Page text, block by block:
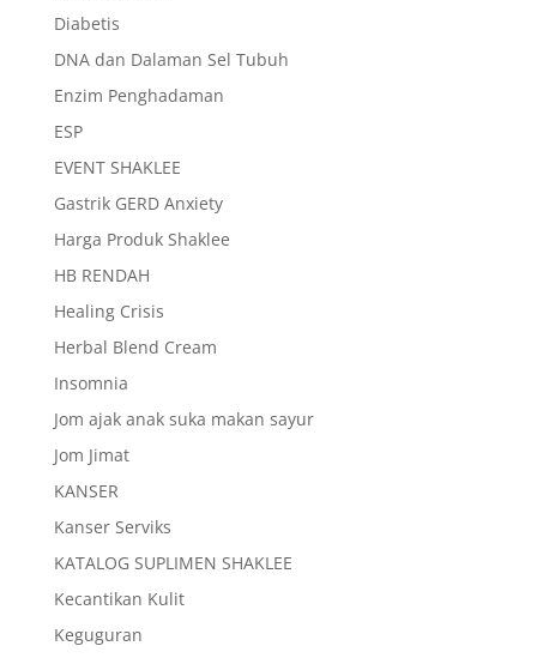
Diabetis
DNA dan Dalaman Sel Tubuh
Enzim Penghadaman
ESP
EVENT SHAKLEE
Gastrik GERD Anxiety
Harga Produk Shaklee
HB RENDAH
Healing Crisis
Herbal Blend Cream
Insomnia
Jom ajak anak suka makan sayur
Jom Jimat
KANSER
Kanser Serviks
KATALOG SUPLIMEN SHAKLEE
Kecantikan Kulit
Keguguran